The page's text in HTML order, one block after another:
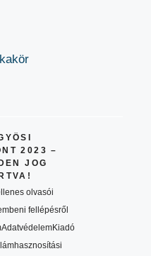
2023 –
JOG
olvasói
fellépésről
AdatvédelemKiadó